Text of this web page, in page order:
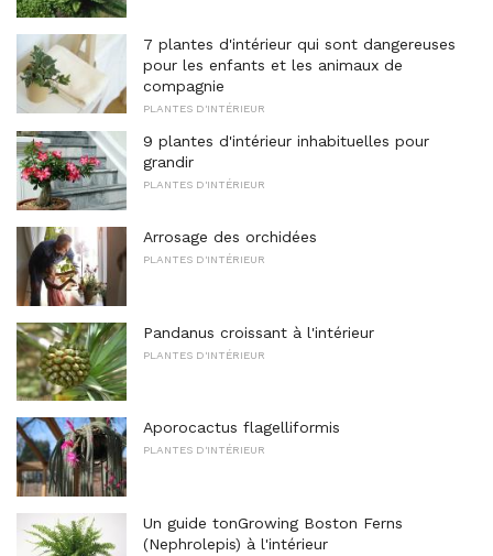
7 plantes d'intérieur qui sont dangereuses
pour les enfants et les animaux de
compagnie
PLANTES D'INTÉRIEUR
9 plantes d'intérieur inhabituelles pour
grandir
PLANTES D'INTÉRIEUR
Arrosage des orchidées
PLANTES D'INTÉRIEUR
Pandanus croissant à l'intérieur
PLANTES D'INTÉRIEUR
Aporocactus flagelliformis
PLANTES D'INTÉRIEUR
Un guide tonGrowing Boston Ferns
(Nephrolepis) à l'intérieur